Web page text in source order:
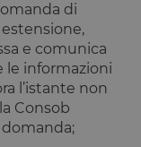
di
e comunica
le informazioni
l’istante non
Consob
1 ora 59
minuti
Questo
è stato
per aiutare
con la
sito a